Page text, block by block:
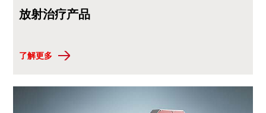
放射治疗产品
了解更多